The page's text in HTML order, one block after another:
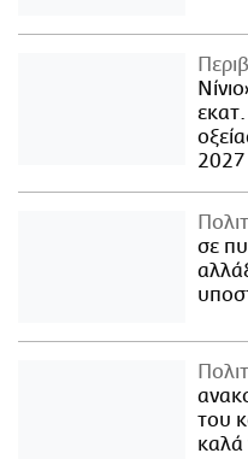
2027
σε
του
καλά